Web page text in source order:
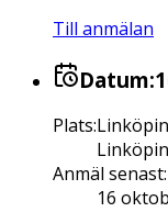
Till anmälan
Datum:
Plats:
Anmäl senast:
16